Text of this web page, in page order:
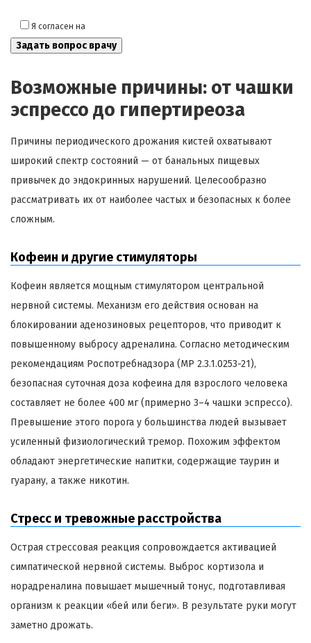
Я согласен на
Возможные причины: от чашки
эспрессо до гипертиреоза
Причины периодического дрожания кистей охватывают
широкий спектр состояний — от банальных пищевых
привычек до эндокринных нарушений. Целесообразно
рассматривать их от наиболее частых и безопасных к более
сложным.
Кофеин и другие стимуляторы
Кофеин является мощным стимулятором центральной
нервной системы. Механизм его действия основан на
блокировании аденозиновых рецепторов, что приводит к
повышенному выбросу адреналина. Согласно методическим
рекомендациям Роспотребнадзора (МР 2.3.1.0253-21),
безопасная суточная доза кофеина для взрослого человека
составляет не более 400 мг (примерно 3–4 чашки эспрессо).
Превышение этого порога у большинства людей вызывает
усиленный физиологический тремор. Похожим эффектом
обладают энергетические напитки, содержащие таурин и
гуарану, а также никотин.
Стресс и тревожные расстройства
Острая стрессовая реакция сопровождается активацией
симпатической нервной системы. Выброс кортизола и
норадреналина повышает мышечный тонус, подготавливая
организм к реакции «бей или беги». В результате руки могут
заметно дрожать.